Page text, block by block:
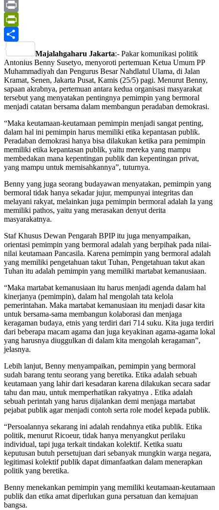
Mail
Email
Print
PrintFriendly
Share
Majalahgaharu Jakarta:- Pakar komunikasi politik
Antonius Benny Susetyo, menyoroti pertemuan Ketua Umum PP
Muhammadiyah dan Pengurus Besar Nahdlatul Ulama, di Jalan
Kramat, Senen, Jakarta Pusat, Kamis (25/5) pagi. Menurut Benny,
sapaan akrabnya, pertemuan antara kedua organisasi masyarakat
tersebut yang menyatakan pentingnya pemimpin yang bermoral
menjadi catatan bersama dalam membangun peradaban demokrasi.
“Maka keutamaan-keutamaan pemimpin menjadi sangat penting,
dalam hal ini pemimpin harus memiliki etika kepantasan publik.
Peradaban demokrasi hanya bisa dilakukan ketika para pemimpin
memiliki etika kepantasan publik, yaitu mereka yang mampu
membedakan mana kepentingan publik dan kepentingan privat,
yang mampu untuk memisahkannya”, tuturnya.
Benny yang juga seorang budayawan menyatakan, pemimpin yang
bermoral tidak hanya sekadar jujur, mempunyai integritas dan
melayani rakyat, melainkan juga pemimpin bermoral adalah Ia yang
memiliki pathos, yaitu yang merasakan denyut derita
masyarakatnya.
Staf Khusus Dewan Pengarah BPIP itu juga menyampaikan,
orientasi pemimpin yang bermoral adalah yang berpihak pada nilai-
nilai keutamaan Pancasila. Karena pemimpin yang bermoral adalah
yang memiliki pengetahuan takut Tuhan, Pengetahuan takut akan
Tuhan itu adalah pemimpin yang memiliki martabat kemanusiaan.
“Maka martabat kemanusiaan itu harus menjadi agenda dalam hal
kinerjanya (pemimpin), dalam hal mengolah tata kelola
pemerintahan. Maka martabat kemanusiaan itu menjadi dasar kita
untuk bersama-sama membangun kolaborasi dan menjaga
keragaman budaya, etnis yang terdiri dari 714 suku. Kita juga terdiri
dari beberapa macam agama dan juga keyakinan agama-agama lokal
yang harusnya diuggulkan di dalam kita mengolah keragaman”,
jelasnya.
Lebih lanjut, Benny menyampaikan, pemimpin yang bermoral
sudah barang tentu seorang yang beretika. Etika adalah sebuah
keutamaan yang lahir dari kesadaran karena dilakukan secara sadar
tahu dan mau, untuk memperhatikan rakyatnya . Etika adalah
sebuah perintah yang harus dijalankan demi menjaga martabat
pejabat publik agar menjadi contoh serta role model kepada publik.
“Persoalannya sekarang ini adalah rendahnya etika publik. Etika
politik, menurut Ricoeur, tidak hanya menyangkut perilaku
individual, tapi juga terkait tindakan kolektif. Ketika suatu
keputusan butuh persetujuan dari sebanyak mungkin warga negara,
legitimasi kolektif publik dapat dimanfaatkan dalam menerapkan
politik yang beretika.
Benny menekankan pemimpin yang memiliki keutamaan-keutamaan
publik dan etika amat diperlukan guna persatuan dan kemajuan
bangsa.